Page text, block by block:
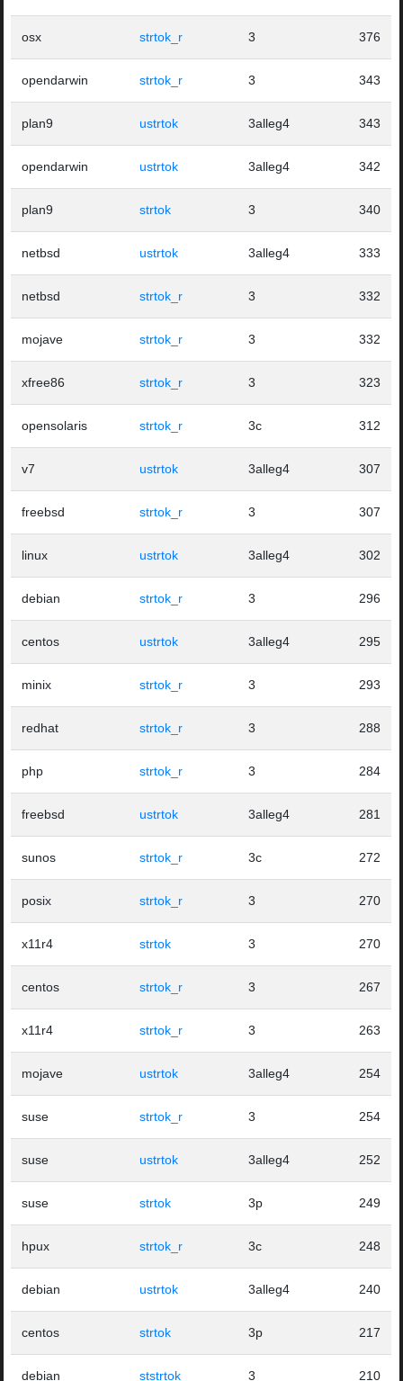
osx strtok_r 3 376
opendarwin strtok_r 3 343
plan9 ustrtok 3alleg4 343
opendarwin ustrtok 3alleg4 342
plan9 strtok 3 340
netbsd ustrtok 3alleg4 333
netbsd strtok_r 3 332
mojave strtok_r 3 332
xfree86 strtok_r 3 323
opensolaris strtok_r 3c 312
v7 ustrtok 3alleg4 307
freebsd strtok_r 3 307
linux ustrtok 3alleg4 302
debian strtok_r 3 296
centos ustrtok 3alleg4 295
minix strtok_r 3 293
redhat strtok_r 3 288
php strtok_r 3 284
freebsd ustrtok 3alleg4 281
sunos strtok_r 3c 272
posix strtok_r 3 270
x11r4 strtok 3 270
centos strtok_r 3 267
x11r4 strtok_r 3 263
mojave ustrtok 3alleg4 254
suse strtok_r 3 254
suse ustrtok 3alleg4 252
suse strtok 3p 249
hpux strtok_r 3c 248
debian ustrtok 3alleg4 240
centos strtok 3p 217
debian ststrtok 3 210